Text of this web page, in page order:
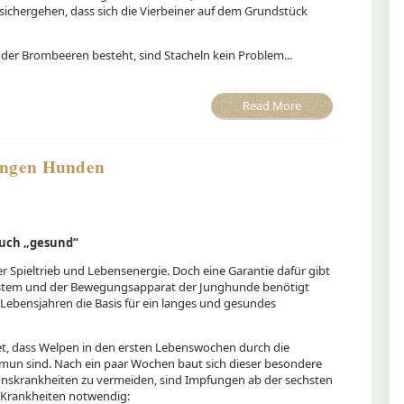
dass sich die Vierbeiner auf dem Grundstück
Brombeeren besteht, sind Stacheln kein Problem...
Read More
Hunden
„gesund“
Spieltrieb und Lebensenergie. Doch eine Garantie dafür gibt
und der Bewegungsapparat der Junghunde benötigt
die Basis für ein langes und gesundes
dass Welpen in den ersten Lebenswochen durch die
sind. Nach ein paar Wochen baut sich dieser besondere
zu vermeiden, sind Impfungen ab der sechsten
notwendig: